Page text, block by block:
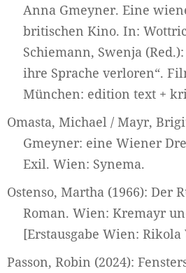
Anna Gmeyner. Eine
britischen Kino. In:
Schiemann, Swenja
ihre Sprache verloren“.
München: edition text +
Omasta, Michael / Mayr,
Gmeyner: eine Wiener
Exil. Wien: Synema.
Ostenso, Martha (1966): Der
Roman. Wien: Kremayr
[Erstausgabe Wien: Rikola
Passon, Robin (2024):